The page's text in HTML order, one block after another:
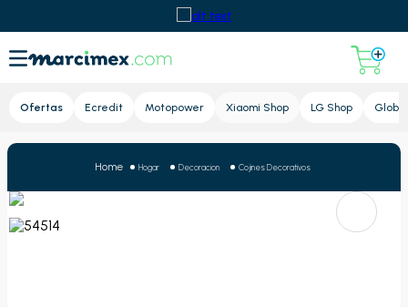
Ofertas Ecredit Motopower Xiaomi Shop LG Shop Global
Hogar Decoracion Cojines Decorativos